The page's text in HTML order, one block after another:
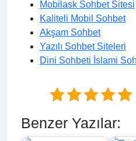
Mobilask Sohbet Sitesi
Kaliteli Mobil Sohbet
Akşam Sohbet
Yazılı Sohbet Siteleri
Dini Sohbeti İslami
Benzer Yazılar: